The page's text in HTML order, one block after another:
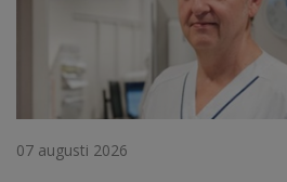
07 augusti 2026